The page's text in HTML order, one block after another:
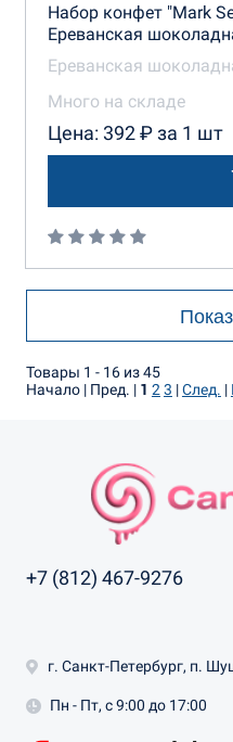
Набор конфет "Mark
Ереванская
Ереванская
Много на складе
Цена: 392 ₽ за 1 шт
Товары 1 - 16 из 45
Начало | Пред. | 1 2 3 |След. |
+7 (812) 467-9276
г. Санкт-Петербург, п.
Пн - Пт, с 9:00 до 17:00